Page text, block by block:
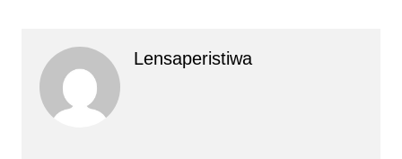
Lensaperistiwa